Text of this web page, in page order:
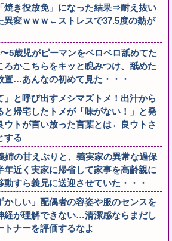
焼き役放免」になった結果⇒耐え抜い
異変ｗｗｗ←ストレスで37.5度の熱が
5歳児がピーマンをベロベロ舐めてた
かこちらをキッと睨みつけ、舐めた
置…あんなの初めて見た・・・
」と呼び出すメシマズトメ！出汁から
と帰宅したトメが「味がない！」と発
ウトが言い放った言葉とは←良ウトさ
する
姉の甘えぶりと、義実家の異常な過保
年近く実家に帰省して家事を高齢親に
すら義兄に送迎させていた・・・
かしい」配偶者の容姿や服のセンスを
経が理解できない…清潔感ならまだし
トナーを評価するなよ